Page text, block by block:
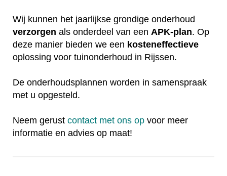
Wij kunnen het jaarlijkse grondige onderhoud
verzorgen als onderdeel van een APK-plan. Op
deze manier bieden we een kosteneffectieve
oplossing voor tuinonderhoud in Rijssen.
De onderhoudsplannen worden in samenspraak
met u opgesteld.
Neem gerust contact met ons op voor meer
informatie en advies op maat!